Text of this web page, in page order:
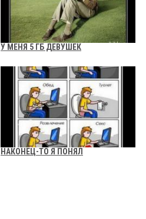
У МЕНЯ 5 ГБ ДЕВУШЕК
НАКОНЕЦ-ТО Я ПОНЯЛ